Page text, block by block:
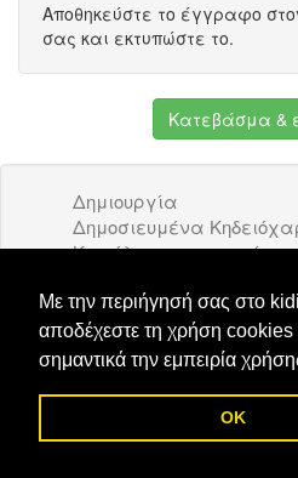
Με την περιήγησή σας στο
αποδέχεστε τη χρήση cookies
σημαντικά την εμπειρία
OK
Αποθηκεύστε το έγγραφο
σας και εκτυπώστε το.
Κατεβάσμα &
Δημιουργία
Δημοσιευμένα
Κατάλογος
Διαφήμιση
Επικοινωνία
© 2026